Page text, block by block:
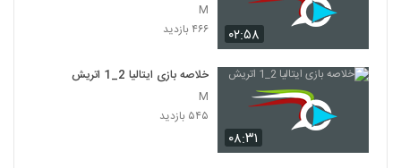
۰۲:۵۸
M
۴۶۶ بازدید
۰۸:۳۱
خلاصه بازی ایتالیا 2_1 اتريش
M
۵۴۵ بازدید